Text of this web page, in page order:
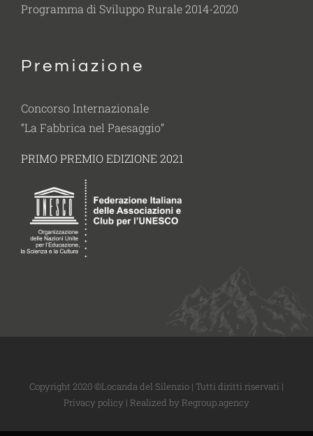
Programma di Sviluppo Rurale 2014-2020
Premiazione
Concorso Internazionale
“La Fabbrica nel Paesaggio”
PRIMO PREMIO EDIZIONE 2021
Copyright 2020 ©Locanda del Silenzio | Tutti diritti riservati |
Privacy policy | Realized by Regroup.agency